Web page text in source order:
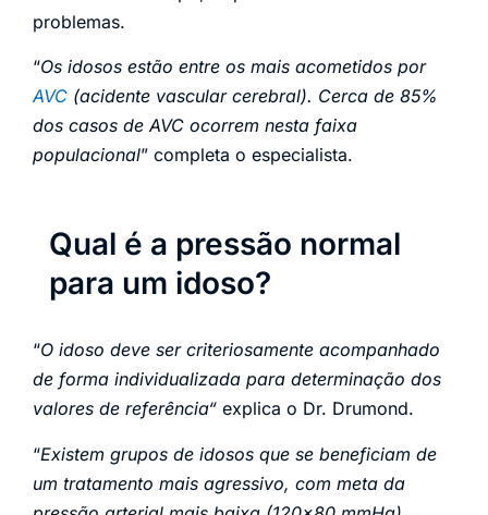
problemas.
“Os idosos estão entre os mais acometidos por
AVC (acidente vascular cerebral). Cerca de 85%
dos casos de AVC ocorrem nesta faixa
populacional” completa o especialista.
Qual é a pressão normal
para um idoso?
“O idoso deve ser criteriosamente acompanhado
de forma individualizada para determinação dos
valores de referência“ explica o Dr. Drumond.
“Existem grupos de idosos que se beneficiam de
um tratamento mais agressivo, com meta da